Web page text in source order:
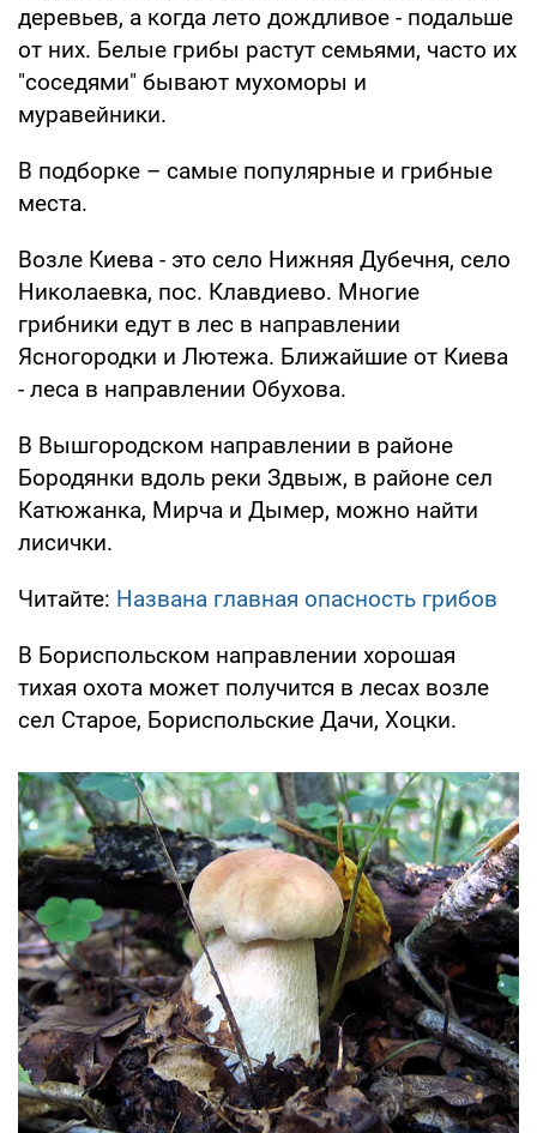
деревьев, а когда лето дождливое - подальше
от них. Белые грибы растут семьями, часто их
"соседями" бывают мухоморы и
муравейники.
В подборке – самые популярные и грибные
места.
Возле Киева - это село Нижняя Дубечня, село
Николаевка, пос. Клавдиево. Многие
грибники едут в лес в направлении
Ясногородки и Лютежа. Ближайшие от Киева
- леса в направлении Обухова.
В Вышгородском направлении в районе
Бородянки вдоль реки Здвыж, в районе сел
Катюжанка, Мирча и Дымер, можно найти
лисички.
Читайте: Названа главная опасность грибов
В Бориспольском направлении хорошая
тихая охота может получится в лесах возле
сел Старое, Бориспольские Дачи, Хоцки.